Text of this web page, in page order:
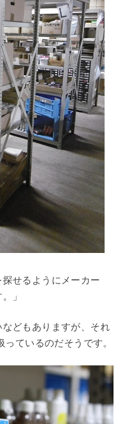
探せるようにメーカー
」
どもありますが、それ
ているのだそうです。